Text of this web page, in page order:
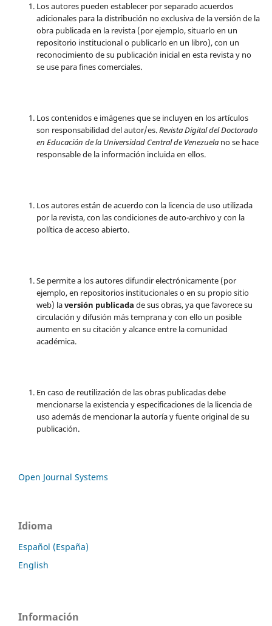
Los autores pueden establecer por separado acuerdos
adicionales para la distribución no exclusiva de la versión de la
obra publicada en la revista (por ejemplo, situarlo en un
repositorio institucional o publicarlo en un libro), con un
reconocimiento de su publicación inicial en esta revista y no
se use para fines comerciales.
Los contenidos e imágenes que se incluyen en los artículos
son responsabilidad del autor/es.Revista Digital del Doctorado
en Educación de la Universidad Central de Venezuelano se hace
responsable de la información incluida en ellos.
Los autores están de acuerdo con la licencia de uso utilizada
por la revista, con las condiciones de auto-archivo y con la
política de acceso abierto.
Se permite a los autores difundir electrónicamente (por
ejemplo, en repositorios institucionales o en su propio sitio
web) laversión publicada de sus obras, ya que favorece su
circulación y difusión más temprana y con ello un posible
aumento en su citación y alcance entre la comunidad
académica.
En caso de reutilización de las obras publicadas debe
mencionarse la existencia y especificaciones de la licencia de
uso además de mencionar la autoría y fuente original de su
publicación.
Open Journal Systems
Idioma
Español (España)
English
Información